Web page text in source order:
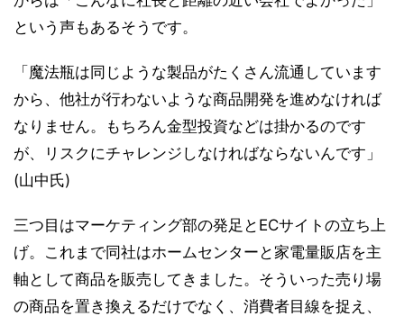
という声もあるそうです。
「魔法瓶は同じような製品がたくさん流通しています
から、他社が行わないような商品開発を進めなければ
なりません。もちろん金型投資などは掛かるのです
が、リスクにチャレンジしなければならないんです」
(山中氏)
三つ目はマーケティング部の発足とECサイトの立ち上
げ。これまで同社はホームセンターと家電量販店を主
軸として商品を販売してきました。そういった売り場
の商品を置き換えるだけでなく、消費者目線を捉え、